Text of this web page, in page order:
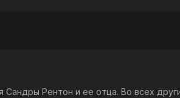
Рентон и ее отца. Во всех